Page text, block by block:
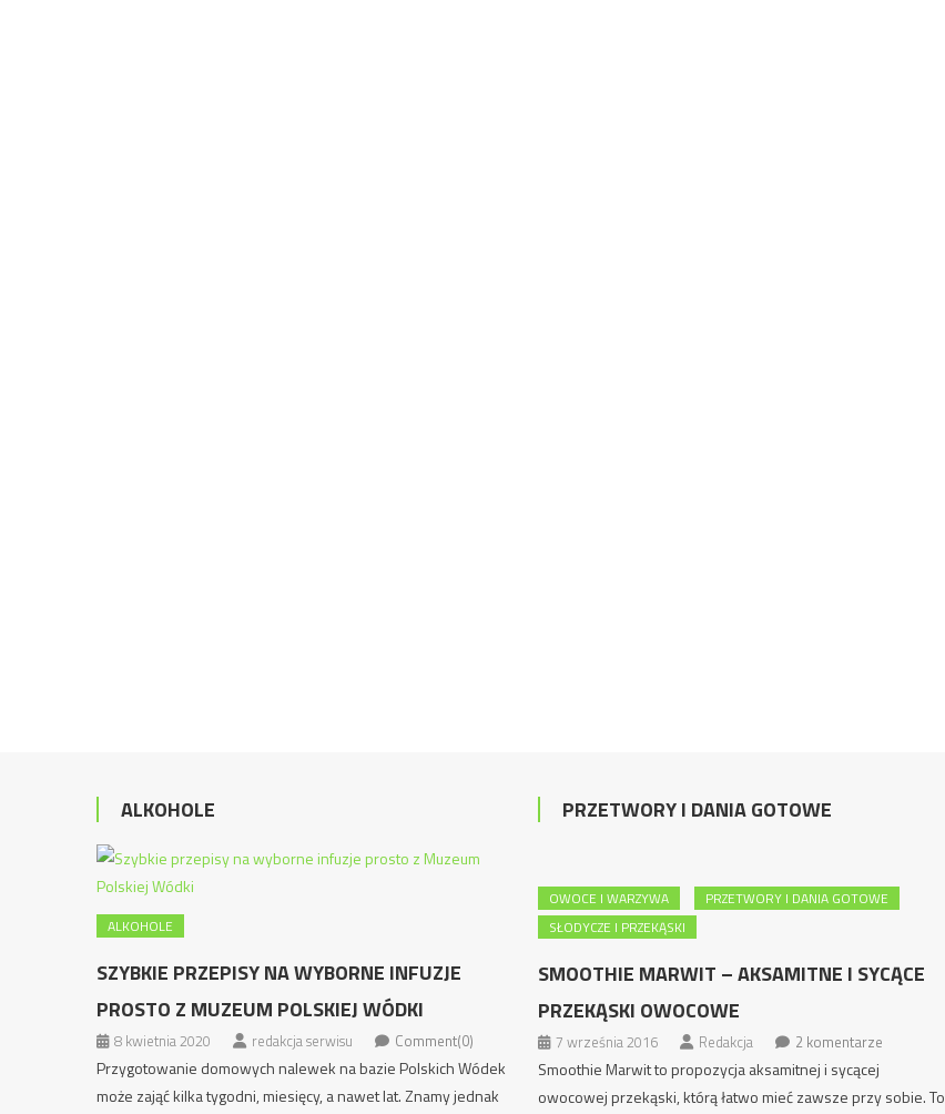
ALKOHOLE
ALKOHOLE
SZYBKIE PRZEPISY NA WYBORNE INFUZJE
PROSTO Z MUZEUM POLSKIEJ WÓDKI
8 kwietnia 2020 redakcja serwisu Comment(0)
Przygotowanie domowych nalewek na bazie Polskich Wódek
może zająć kilka tygodni, miesięcy, a nawet lat. Znamy jednak
PRZETWORY I DANIA GOTOWE
OWOCE I WARZYWA
PRZETWORY I DANIA GOTOWE
SŁODYCZE I PRZEKĄSKI
SMOOTHIE MARWIT – AKSAMITNE I SYCĄCE
PRZEKĄSKI OWOCOWE
7 września 2016 Redakcja 2 komentarze
Smoothie Marwit to propozycja aksamitnej i sycącej
owocowej przekąski, którą łatwo mieć zawsze przy sobie. To